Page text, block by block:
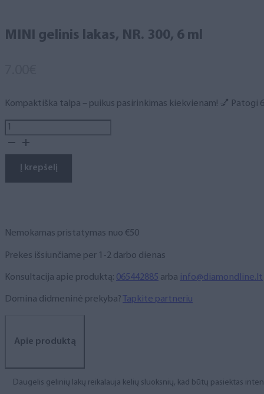
MINI gelinis lakas, NR. 300, 6 ml
Kompaktiška talpa – puikus pasirinkimas kiekvienam! 💅
produkto
kiekis:
gelinis
lakas,
Į krepšelį
Nemokamas pristatymas nuo €50
Prekes išsiunčiame per 1-2 darbo dienas
Konsultacija apie produktą: 065442885 arba info@diamondline.lt
Domina didmeninė prekyba? Tapkite partneriu
Apie produktą
Daugelis gelinių lakų reikalauja kelių sluoksnių, kad būtų pasiektas